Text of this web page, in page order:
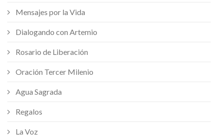
Mensajes por la Vida
Dialogando con Artemio
Rosario de Liberación
Oración Tercer Milenio
Agua Sagrada
Regalos
La Voz